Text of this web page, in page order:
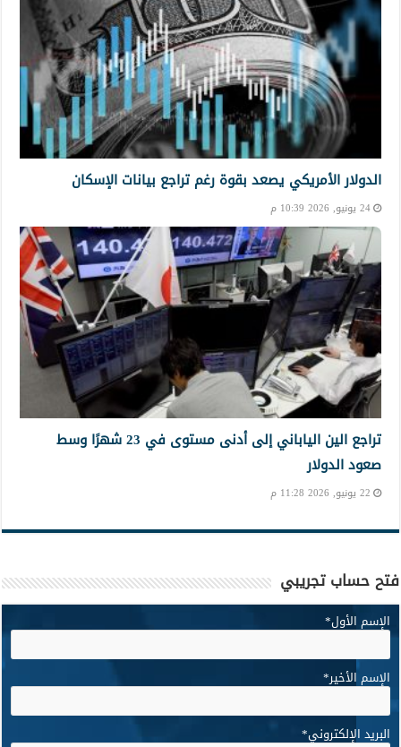
الدولار الأمريكي يصعد بقوة رغم تراجع بيانات الإسكان
24 يونيو, 2026 10:39 م
تراجع الين الياباني إلى أدنى مستوى في 23 شهرًا وسط
صعود الدولار
22 يونيو, 2026 11:28 م
فتح حساب تجريبي
الإسم الأول*
الإسم الأخير*
البريد الإلكتروني*